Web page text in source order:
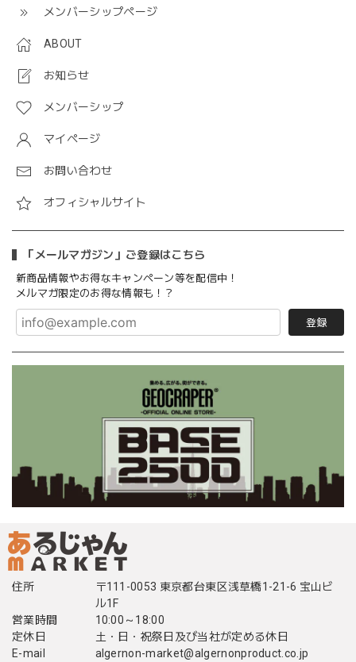
メンバーシップページ
ABOUT
お知らせ
メンバーシップ
マイページ
お問い合わせ
オフィシャルサイト
「メールマガジン」ご登録はこちら
新商品情報やお得なキャンペーン等を配信中！
メルマガ限定のお得な情報も！？
登録
住所
〒111-0053 東京都台東区浅草橋1-21-6 宝山ビ
ル1F
営業時間
10:00～18:00
定休日
土・日・祝祭日及び当社が定める休日
E-mail
algernon-market@algernonproduct.co.jp